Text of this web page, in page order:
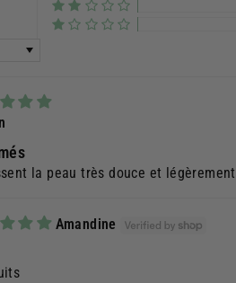
la peau très douce et
Amandine